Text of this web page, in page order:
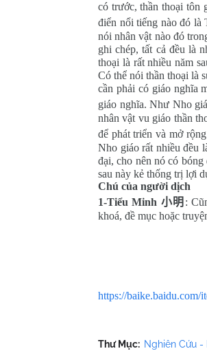
có trước, thần thoại tôn
điển nổi tiếng nào đó
nói nhân vật nào đó
ghi chép, tất cả đều là
thoại là rất nhiều năm
Có thể nói thần thoại là
cần phải có giáo nghĩa
giáo nghĩa. Như Nho
nhân vật vu giáo thần
để phát triển và mở
Nho giáo rất nhiều đều
đại, cho nên nó có
sau này kẻ thống trị lợi
Chú của người dịch
1-Tiểu Minh 小明 :
khoá, đề mục hoặc
Huỳnh
Quy
https://
Thư Mục: Nghiên Cứu -